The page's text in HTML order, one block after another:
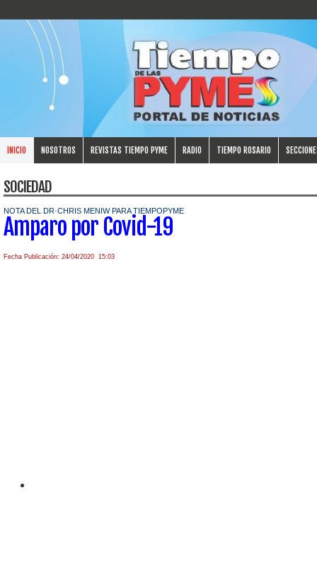
INICIO NOSOTROS REVISTAS TIEMPO PYME RADIO TIEMPO ROSARIO
SOCIEDAD
NOTA DEL DR·CHRIS MENIW PARA TIEMPOPYME
Amparo por Covid-19
Fecha Publicación: 24/04/2020 15:03